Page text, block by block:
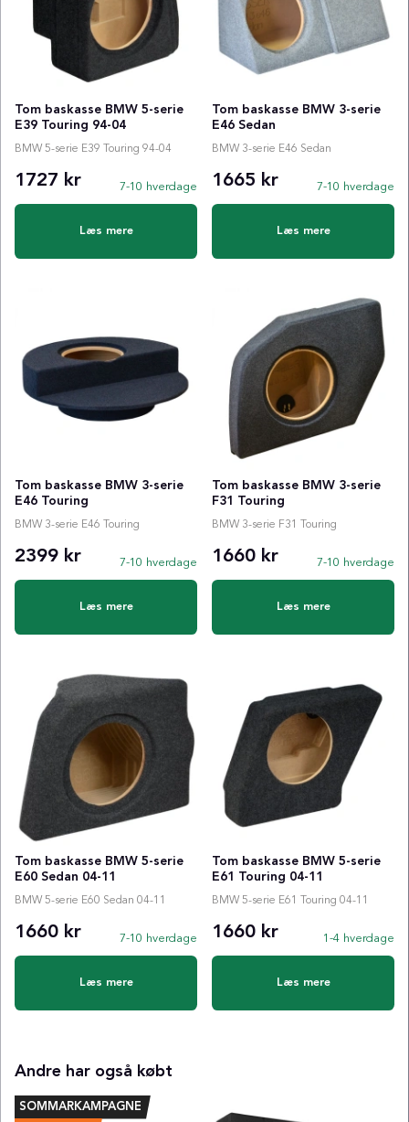
Tom baskasse BMW 5-serie
E39 Touring 94-04
BMW 5-serie E39 Touring 94-04
1727 kr 7-10 hverdage
Læs mere
Tom baskasse BMW 3-serie
E46 Sedan
BMW 3-serie E46 Sedan
1665 kr 7-10 hverdage
Læs mere
Tom baskasse BMW 3-serie
E46 Touring
BMW 3-serie E46 Touring
2399 kr 7-10 hverdage
Læs mere
Tom baskasse BMW 3-serie
F31 Touring
BMW 3-serie F31 Touring
1660 kr 7-10 hverdage
Læs mere
Tom baskasse BMW 5-serie
E60 Sedan 04-11
BMW 5-serie E60 Sedan 04-11
1660 kr 7-10 hverdage
Læs mere
Tom baskasse BMW 5-serie
E61 Touring 04-11
BMW 5-serie E61 Touring 04-11
1660 kr 1-4 hverdage
Læs mere
Andre har også købt
SOMMARKAMPAGNE